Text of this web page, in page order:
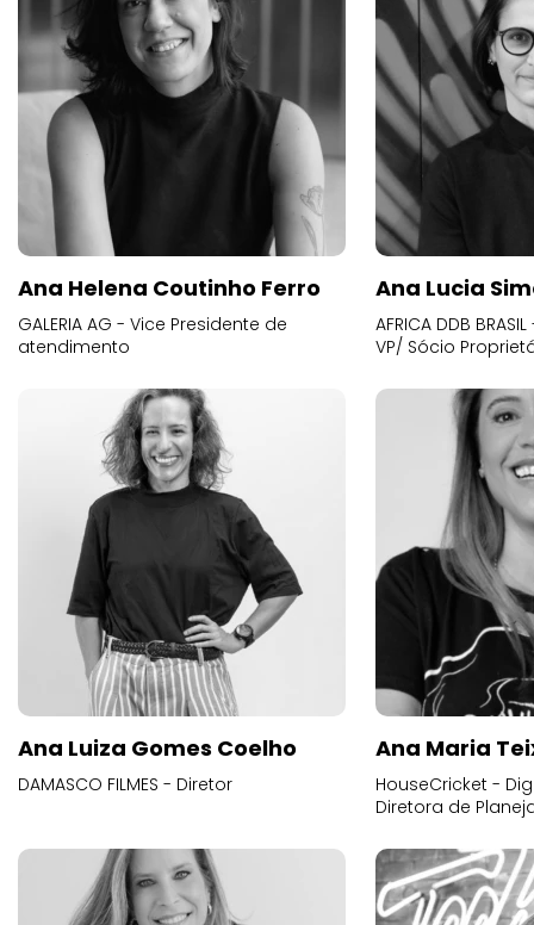
Ana Helena Coutinho Ferro
GALERIA AG - Vice Presidente de
atendimento
Ana Lucia
AFRICA DDB
VP/ Sócio
Ana Luiza Gomes Coelho
DAMASCO FILMES - Diretor
Ana Maria
HouseCricket -
Diretora de